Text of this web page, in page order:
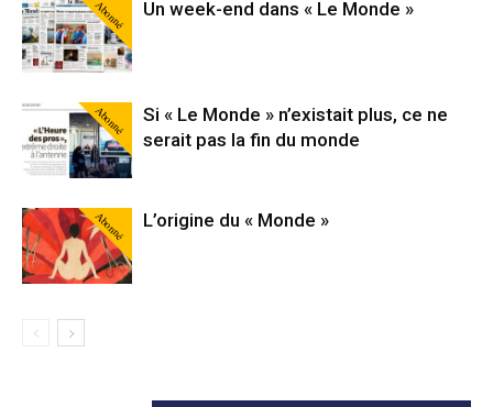
Abonné Un week-end dans « Le Monde »
Abonné
Si « Le Monde » n’existait plus, ce ne
serait pas la fin du monde
Abonné L’origine du « Monde »